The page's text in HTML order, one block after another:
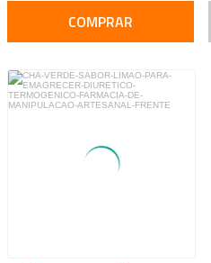
COMPRAR